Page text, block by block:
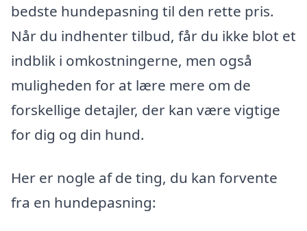
bedste hundepasning til den rette pris.
Når du indhenter tilbud, får du ikke blot et
indblik i omkostningerne, men også
muligheden for at lære mere om de
forskellige detajler, der kan være vigtige
for dig og din hund.
Her er nogle af de ting, du kan forvente
fra en hundepasning: